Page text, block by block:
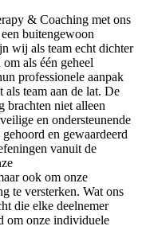
& Coaching met ons
buitengewoon
wij als team echt dichter
als één geheel
professionele aanpak
team aan de lat. De
brachten niet alleen
en ondersteunende
en gewaardeerd
vanuit de
ook om onze
te versterken. Wat ons
die elke deelnemer
om onze individuele